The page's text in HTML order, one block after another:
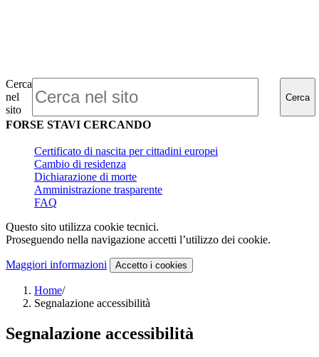
Cerca
nel
sito
Cerca
FORSE STAVI CERCANDO
Certificato di nascita per cittadini europei
Cambio di residenza
Dichiarazione di morte
Amministrazione trasparente
FAQ
Questo sito utilizza cookie tecnici.
Proseguendo nella navigazione accetti l’utilizzo dei cookie.
Maggiori informazioni Accetto i cookies
Home/
Segnalazione accessibilità
Segnalazione accessibilità